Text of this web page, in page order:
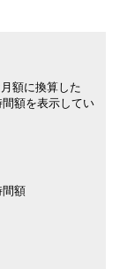
額に換算した
額を表示してい
間額